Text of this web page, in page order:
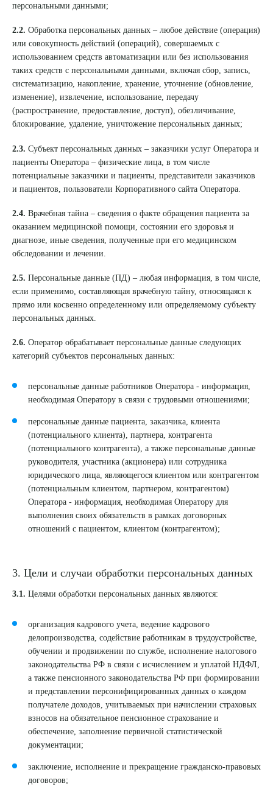
персональными данными;
2.2. Обработка персональных данных – любое действие (операция)
или совокупность действий (операций), совершаемых с
использованием средств автоматизации или без использования
таких средств с персональными данными, включая сбор, запись,
систематизацию, накопление, хранение, уточнение (обновление,
изменение), извлечение, использование, передачу
(распространение, предоставление, доступ), обезличивание,
блокирование, удаление, уничтожение персональных данных;
2.3. Субъект персональных данных – заказчики услуг Оператора и
пациенты Оператора – физические лица, в том числе
потенциальные заказчики и пациенты, представители заказчиков
и пациентов, пользователи Корпоративного сайта Оператора.
2.4. Врачебная тайна – сведения о факте обращения пациента за
оказанием медицинской помощи, состоянии его здоровья и
диагнозе, иные сведения, полученные при его медицинском
обследовании и лечении.
2.5. Персональные данные (ПД) – любая информация, в том числе,
если применимо, составляющая врачебную тайну, относящаяся к
прямо или косвенно определенному или определяемому субъекту
персональных данных.
2.6. Оператор обрабатывает персональные данные следующих
категорий субъектов персональных данных:
персональные данные работников Оператора - информация,
необходимая Оператору в связи с трудовыми отношениями;
персональные данные пациента, заказчика, клиента
(потенциального клиента), партнера, контрагента
(потенциального контрагента), а также персональные данные
руководителя, участника (акционера) или сотрудника
юридического лица, являющегося клиентом или контрагентом
(потенциальным клиентом, партнером, контрагентом)
Оператора - информация, необходимая Оператору для
выполнения своих обязательств в рамках договорных
отношений с пациентом, клиентом (контрагентом);
3. Цели и случаи обработки персональных данных
3.1. Целями обработки персональных данных являются:
организация кадрового учета, ведение кадрового
делопроизводства, содействие работникам в трудоустройстве,
обучении и продвижении по службе, исполнение налогового
законодательства РФ в связи с исчислением и уплатой НДФЛ,
а также пенсионного законодательства РФ при формировании
и представлении персонифицированных данных о каждом
получателе доходов, учитываемых при начислении страховых
взносов на обязательное пенсионное страхование и
обеспечение, заполнение первичной статистической
документации;
заключение, исполнение и прекращение гражданско-правовых
договоров;